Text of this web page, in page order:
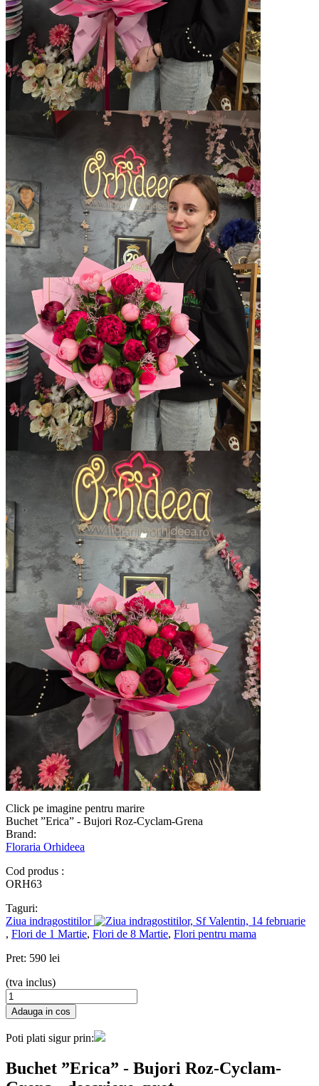
Click pe imagine pentru marire
Buchet ”Erica” - Bujori Roz-Cyclam-Grena
Brand:
Floraria Orhideea
Cod produs :
ORH63
Taguri:
Ziua indragostitilor
, Flori de 1 Martie, Flori de 8 Martie, Flori pentru mama
Pret: 590 lei
(tva inclus)
Poti plati sigur prin:
Buchet ”Erica” - Bujori Roz-Cyclam-